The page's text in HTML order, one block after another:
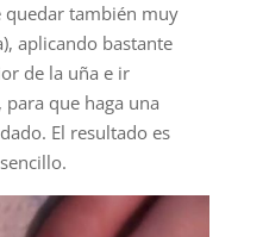
quedar también muy
aplicando bastante
de la uña e ir
que haga una
El resultado es